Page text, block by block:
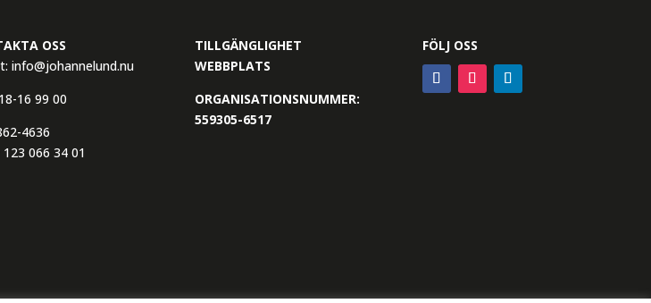
OSS
info@johannelund.nu
16 99 00
4636
123 066 34 01
TILLGÄNGLIGHET
WEBBPLATS
ORGANISATIONSNUMMER:
559305-6517
FÖLJ OSS